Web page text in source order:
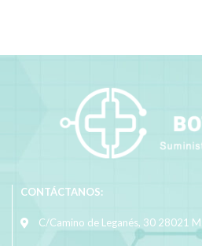
CONTÁCTANOS:
C/Camino de Leganés, 30 28021